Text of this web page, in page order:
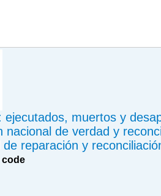
ejecutados, muertos y
nacional de verdad y
de reparación y
code